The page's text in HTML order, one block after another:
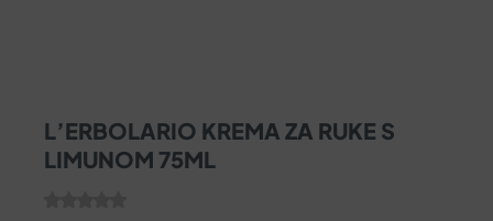
L’ERBOLARIO KREMA ZA RUKE S
LIMUNOM 75ML